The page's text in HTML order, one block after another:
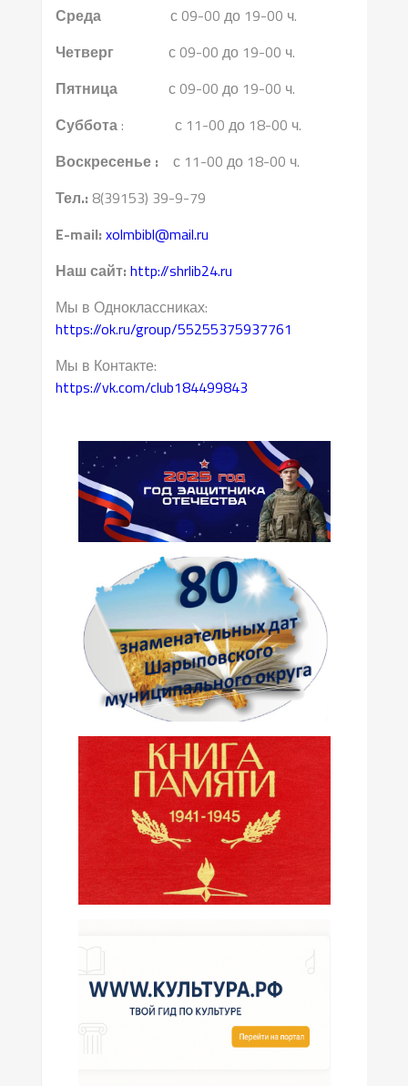
Среда
с 09-00 до 19-00 ч.
Четверг
с 09-00 до 19-00 ч.
Пятницас 09-00 до 19-00 ч.
Суббота: с 11-00 до 18-00 ч.
Воскресенье : с 11-00 до 18-00 ч.
Тел.: 8(39153) 39-9-79
E-mail: xolmbibl@mail.ru
Наш сайт: http://shrlib24.ru
Мы в Одноклассниках:
https://ok.ru/group/55255375937761
Мы в Контакте:
https://vk.com/club184499843